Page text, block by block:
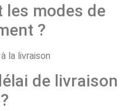
les modes de
?
la livraison
de livraison
?